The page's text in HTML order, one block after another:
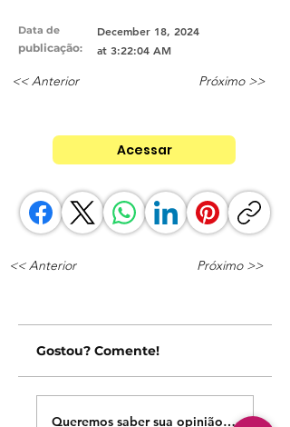
Data de
publicação:
December 18, 2024
at 3:22:04 AM
<< Anterior Próximo >>
Acessar
<< Anterior Próximo >>
Gostou? Comente!
Queremos saber sua opinião sobre